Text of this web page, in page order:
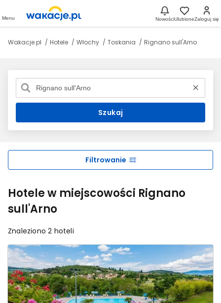
Menu NowościUlubioneZaloguj się
Wakacje.pl Hotele Włochy Toskania Rignano sull'Arno
Szukaj
Hotele w miejscowości Rignano
sull'Arno
Filtrowanie
Znaleziono 2 hoteli